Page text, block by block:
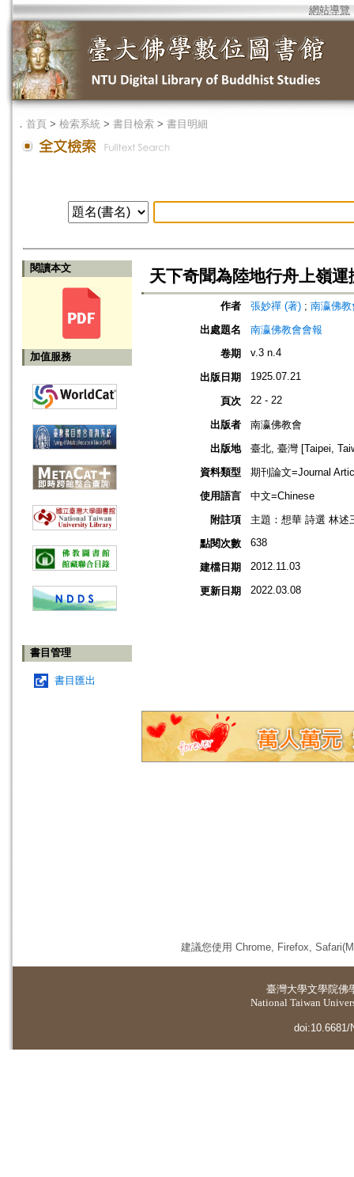
網站導覽
． 首頁 > 檢索系統 > 書目檢索 > 書目明細
閱讀本文
加值服務
書目管理
書目匯出
天下奇聞為陸地行舟上嶺
作者 張妙禪 (著) ; 南瀛佛
出處題名
南瀛佛教會會報
卷期
v.3 n.4
出版日期 1925.07.21
頁次 22 - 22
出版者
南瀛佛教會
出版地
臺北, 臺灣 [Taipei,
資料類型
期刊論文=Journal
使用語言
中文=Chinese
附註項
主題：想華 詩選 林述
點閱次數
638
建檔日期 2012.11.03
更新日期 2022.03.08
建議您使用 Chrome, Firefox,
臺灣大學文學院佛
National Taiwan
doi:10.6681/